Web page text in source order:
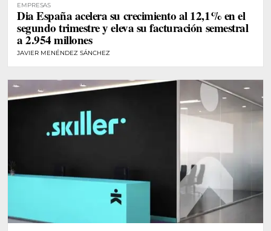
EMPRESAS
Dia España acelera su crecimiento al 12,1% en el
segundo trimestre y eleva su facturación semestral
a 2.954 millones
JAVIER MENÉNDEZ SÁNCHEZ